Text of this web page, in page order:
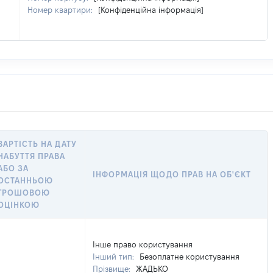
Номер квартири:
[Конфіденційна інформація]
НА ДАТУ
НАБУТТЯ ПРАВА
ЗА
ГРОШОВОЮ
ІНФОРМАЦІЯ ЩОДО ПРАВ НА ОБ'ЄКТ
Інше право користування
Інший тип:
Безоплатне користування
Прізвище:
ЖАДЬКО